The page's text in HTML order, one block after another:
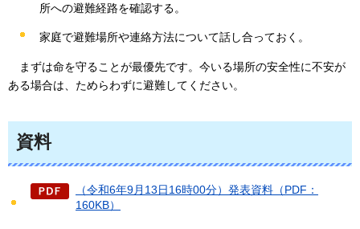
所への避難経路を確認する。
家庭で避難場所や連絡方法について話し合っておく。
まずは命を守ることが最優先です。今いる場所の安全性に不安が
ある場合は、ためらわずに避難してください。
資料
（令和6年9月13日16時00分）発表資料（PDF：
160KB）